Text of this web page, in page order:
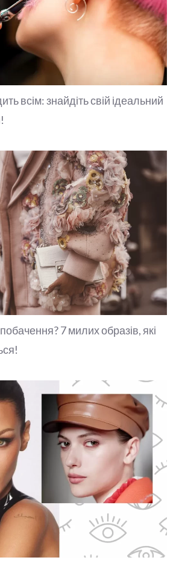
всім: знайдіть свій ідеальний
7 милих образів, які